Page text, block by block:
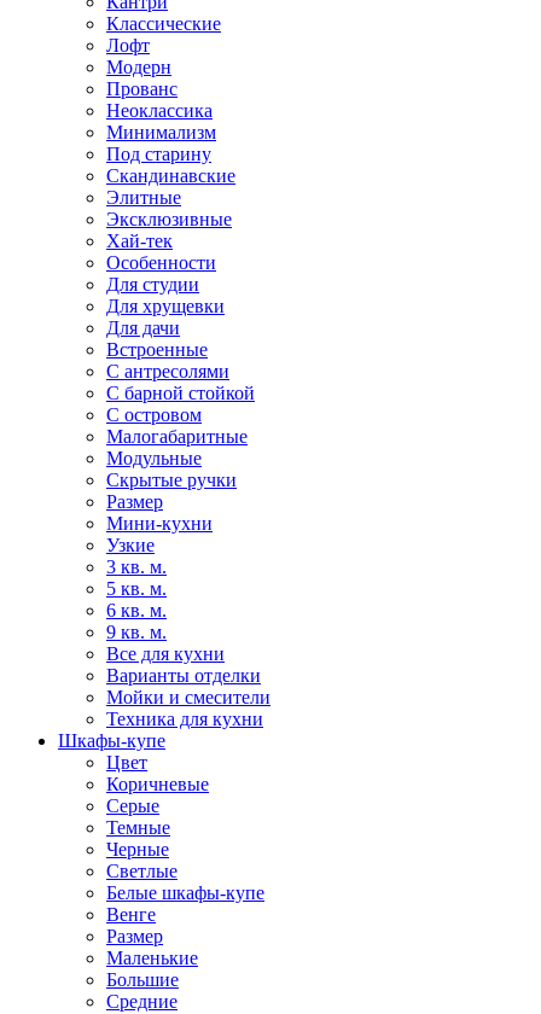
Классические
Лофт
Модерн
Прованс
Неоклассика
Минимализм
Под старину
Скандинавские
Элитные
Эксклюзивные
Хай-тек
Особенности
Для студии
Для хрущевки
Для дачи
Встроенные
С антресолями
С барной стойкой
С островом
Малогабаритные
Модульные
Скрытые ручки
Размер
Мини-кухни
Узкие
3 кв. м.
5 кв. м.
6 кв. м.
9 кв. м.
Все для кухни
Варианты отделки
Мойки и смесители
Техника для кухни
Шкафы-купе
Цвет
Коричневые
Серые
Темные
Черные
Светлые
Белые шкафы-купе
Венге
Размер
Маленькие
Большие
Средние